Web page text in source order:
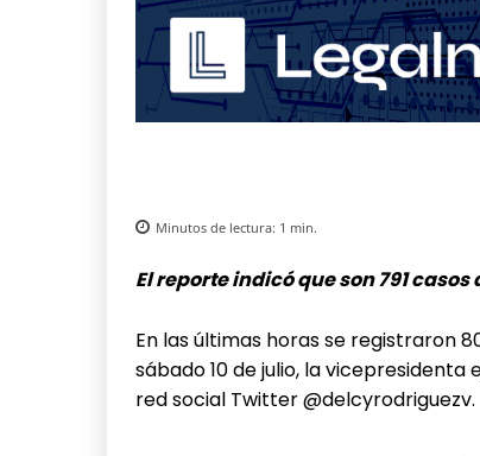
Minutos de lectura: 1 min.
El reporte indicó que son 791
En las últimas horas se registraron
sábado 10 de julio, la
red social Twitter @delcyrodriguezv.